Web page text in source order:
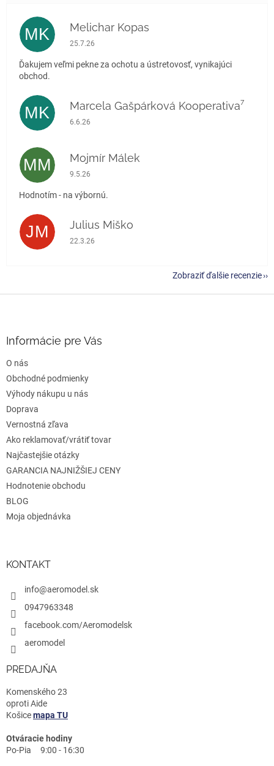
MK Melichar Kopas
Hodnotenie obchodu je 5 z 5 hviezdičiek.
25.7.26
Ďakujem veľmi pekne za ochotu a ústretovosť, vynikajúci
obchod.
MK Marcela Gašpárková Kooperativa⁷
Hodnotenie obchodu je 5 z 5 hviezdičiek.
6.6.26
MM Mojmír Málek
Hodnotenie obchodu je 5 z 5 hviezdičiek.
9.5.26
Hodnotím - na výbornú.
JM Julius Miško
Hodnotenie obchodu je 5 z 5 hviezdičiek.
22.3.26
Zobraziť ďalšie recenzie
e
Informácie pre Vás
O nás
Obchodné podmienky
Výhody nákupu u nás
Doprava
Vernostná zľava
Ako reklamovať/vrátiť tovar
Najčastejšie otázky
GARANCIA NAJNIŽŠIEJ CENY
Hodnotenie obchodu
BLOG
Moja objednávka
KONTAKT
info@aeromodel.sk
0947963348
facebook.com/Aeromodelsk
aeromodel
PREDAJŇA
Komenského 23
oproti Aide
Košicemapa TU
Otváracie hodiny
Po-Pia 9:00 - 16:30